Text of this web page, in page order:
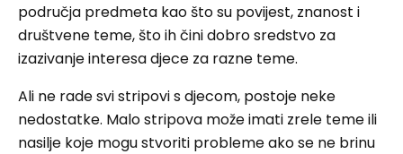
područja predmeta kao što su povijest, znanost i
društvene teme, što ih čini dobro sredstvo za
izazivanje interesa djece za razne teme.
Ali ne rade svi stripovi s djecom, postoje neke
nedostatke. Malo stripova može imati zrele teme ili
nasilje koje mogu stvoriti probleme ako se ne brinu